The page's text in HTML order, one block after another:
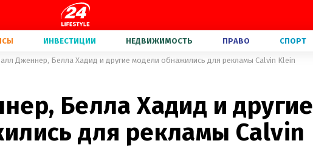
ИНВЕСТИЦИИ НЕДВИЖИМОСТЬ ПРАВО СПОРТ
Дженнер, Белла Хадид и другие модели обнажились для рекламы Calvin Klein
Белла Хадид и другие
для рекламы Calvin